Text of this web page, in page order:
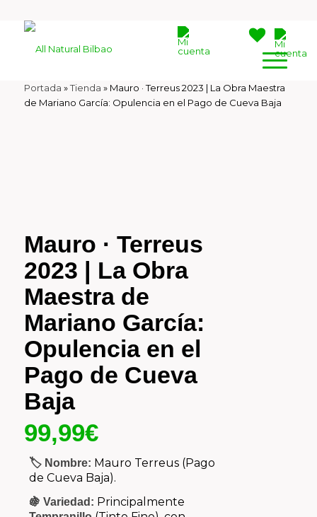
Portada »Tienda » Mauro · Terreus 2023 | La Obra Maestra
de Mariano García: Opulencia en el Pago de Cueva Baja
Mauro · Terreus
2023 | La Obra
Maestra de
Mariano García:
Opulencia en el
Pago de Cueva
Baja
99,99€
🏷️ Nombre: Mauro Terreus (Pago
de Cueva Baja).
🍇 Variedad: Principalmente